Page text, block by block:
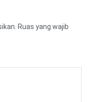
Ruas yang wajib